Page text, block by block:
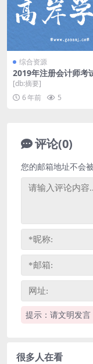
综合资源
2019年注册会计师考
管基础班（贾国军100
（11.6G高清视频）百
[db:摘要]
6 年前
5
评论(0)
提示：请文明发言
您的邮箱地址不会被
很多人在看